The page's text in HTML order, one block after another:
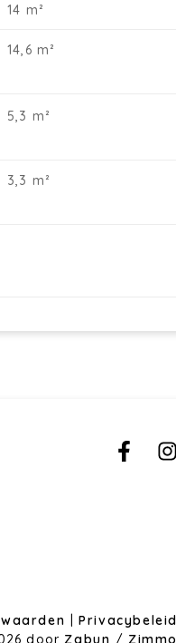
14 m²
14,6 m²
5,3 m²
3,3 m²
|Privacybeleid